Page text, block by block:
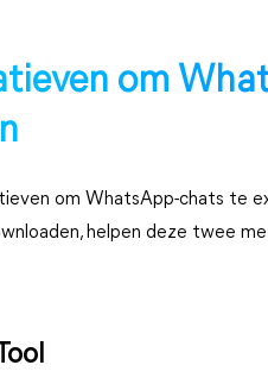
om
om WhatsApp-chats te
helpen deze twee